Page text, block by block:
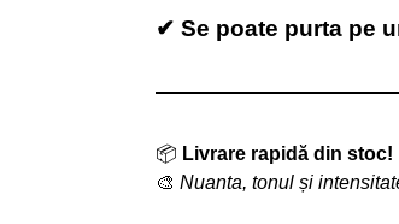
✔ Se poate purta pe
📦 Livrare rapidă din stoc!
🎨 Nuanta, tonul și